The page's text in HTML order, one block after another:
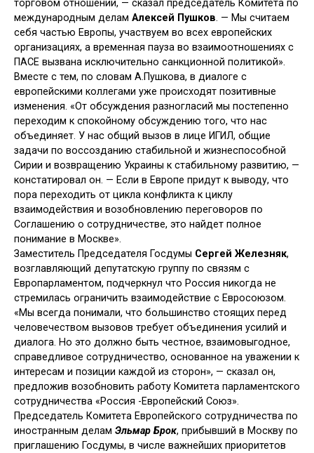
торговом отношении, — сказал председатель Комитета по
международным делам Алексей Пушков. — Мы считаем
себя частью Европы, участвуем во всех европейских
организациях, а временная пауза во взаимоотношениях с
ПАСЕ вызвана исключительно санкционной политикой».
Вместе с тем, по словам А.Пушкова, в диалоге с
европейскими коллегами уже происходят позитивные
изменения. «От обсуждения разногласий мы постепенно
переходим к спокойному обсуждению того, что нас
объединяет. У нас общий вызов в лице ИГИЛ, общие
задачи по воссозданию стабильной и жизнеспособной
Сирии и возвращению Украины к стабильному развитию, —
констатировал он. — Если в Европе придут к выводу, что
пора переходить от цикла конфликта к циклу
взаимодействия и возобновлению переговоров по
Соглашению о сотрудничестве, это найдет полное
понимание в Москве».
Заместитель Председателя Госдумы Сергей Железняк,
возглавляющий депутатскую группу по связям с
Европарламентом, подчеркнул что Россия никогда не
стремилась ограничить взаимодействие с Евросоюзом.
«Мы всегда понимали, что большинство стоящих перед
человечеством вызовов требует объединения усилий и
диалога. Но это должно быть честное, взаимовыгодное,
справедливое сотрудничество, основанное на уважении к
интересам и позиции каждой из сторон», — сказал он,
предложив возобновить работу Комитета парламентского
сотрудничества «Россия -Европейский Союз».
Председатель Комитета Европейского сотрудничества по
иностранным делам Эльмар Брок, прибывший в Москву по
приглашению Госдумы, в числе важнейших приоритетов